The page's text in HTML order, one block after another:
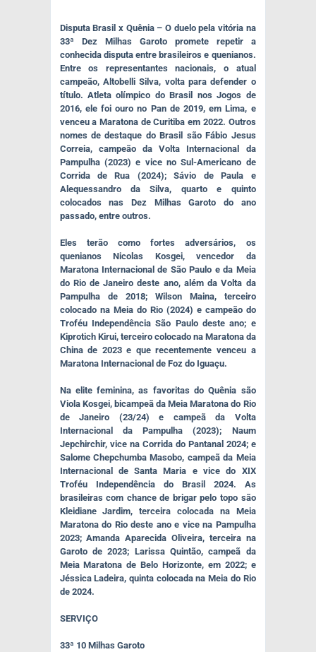
Disputa Brasil x Quênia – O duelo pela vitória na
33ª Dez Milhas Garoto promete repetir a
conhecida disputa entre brasileiros e quenianos.
Entre os representantes nacionais, o atual
campeão, Altobelli Silva, volta para defender o
título. Atleta olímpico do Brasil nos Jogos de
2016, ele foi ouro no Pan de 2019, em Lima, e
venceu a Maratona de Curitiba em 2022. Outros
nomes de destaque do Brasil são Fábio Jesus
Correia, campeão da Volta Internacional da
Pampulha (2023) e vice no Sul-Americano de
Corrida de Rua (2024); Sávio de Paula e
Alequessandro da Silva, quarto e quinto
colocados nas Dez Milhas Garoto do ano
passado, entre outros.
Eles terão como fortes adversários, os
quenianos Nicolas Kosgei, vencedor da
Maratona Internacional de São Paulo e da Meia
do Rio de Janeiro deste ano, além da Volta da
Pampulha de 2018; Wilson Maina, terceiro
colocado na Meia do Rio (2024) e campeão do
Troféu Independência São Paulo deste ano; e
Kiprotich Kirui, terceiro colocado na Maratona da
China de 2023 e que recentemente venceu a
Maratona Internacional de Foz do Iguaçu.
Na elite feminina, as favoritas do Quênia são
Viola Kosgei, bicampeã da Meia Maratona do Rio
de Janeiro (23/24) e campeã da Volta
Internacional da Pampulha (2023); Naum
Jepchirchir, vice na Corrida do Pantanal 2024; e
Salome Chepchumba Masobo, campeã da Meia
Internacional de Santa Maria e vice do XIX
Troféu Independência do Brasil 2024. As
brasileiras com chance de brigar pelo topo são
Kleidiane Jardim, terceira colocada na Meia
Maratona do Rio deste ano e vice na Pampulha
2023; Amanda Aparecida Oliveira, terceira na
Garoto de 2023; Larissa Quintão, campeã da
Meia Maratona de Belo Horizonte, em 2022; e
Jéssica Ladeira, quinta colocada na Meia do Rio
de 2024.
SERVIÇO
33ª 10 Milhas Garoto